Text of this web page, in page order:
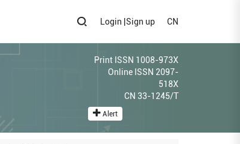
Login Sign up CN
Print ISSN 1008-973X
Online ISSN 2097-
518X
CN 33-1245/T
Alert